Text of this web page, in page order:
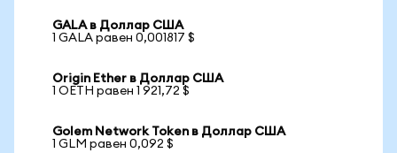
GALA в Доллар США
1 GALA равен 0,001817 $
Origin Ether в Доллар США
1 OETH равен 1 921,72 $
Golem Network Token в Доллар США
1 GLM равен 0,092 $